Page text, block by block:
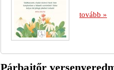
tovább »
Párbajtőr